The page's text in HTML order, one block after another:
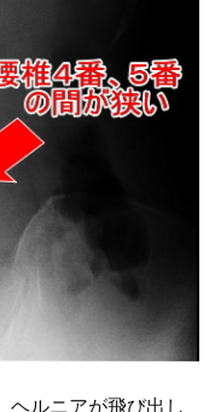
ヘルニアが飛び出し